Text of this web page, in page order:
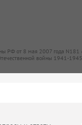
РФ от 8 мая 2007 года
войны 1941-